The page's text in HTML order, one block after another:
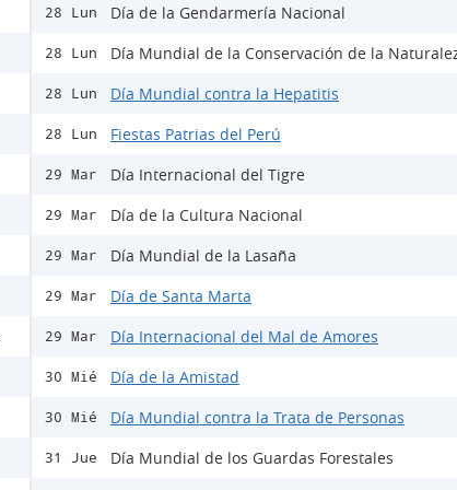
28 Lun Día de la Gendarmería Nacional
28 Lun Día Mundial de la Conservación de la
28 Lun Día Mundial contra la Hepatitis
28 Lun Fiestas Patrias del Perú
29 Mar Día Internacional del Tigre
29 Mar Día de la Cultura Nacional
29 Mar Día Mundial de la Lasaña
29 Mar Día de Santa Marta
29 Mar Día Internacional del Mal de Amores
30 Mié Día de la Amistad
30 Mié Día Mundial contra la Trata de Personas
31 Jue
Día Mundial de los Guardas Forestales